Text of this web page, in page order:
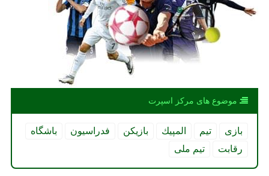
موضوع های مركز اسپرت
بازی تیم المپیك بازیكن فدراسیون
باشگاه
رقابت
تیم ملی